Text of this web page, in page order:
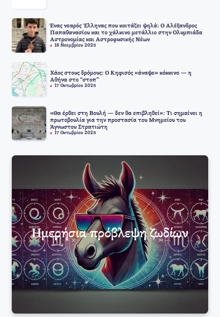
Ένας νεαρός Έλληνας που κοιτάζει ψηλά: Ο Αλέξανδρος
Παπαθανασίου και το χάλκινο μετάλλιο στην Ολυμπιάδα
Αστρονομίας και Αστροφυσικής Νέων
18 Νοεμβρίου 2025
Χάος στους δρόμους: Ο Κηφισός «άναψε» κόκκινο — η
Αθήνα στο “στοπ”
17 Οκτωβρίου 2025
«Θα έρθει στη Βουλή — δεν θα επιβληθεί»: Τι σημαίνει η
πρωτοβουλία για την προστασία του Μνημείου του
Άγνωστου Στρατιώτη
17 Οκτωβρίου 2025
Ημερήσια πρόβλεψη ζωδίων